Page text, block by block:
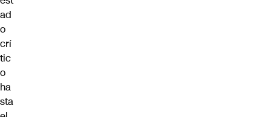
ad
o
crí
tic
o
ha
sta